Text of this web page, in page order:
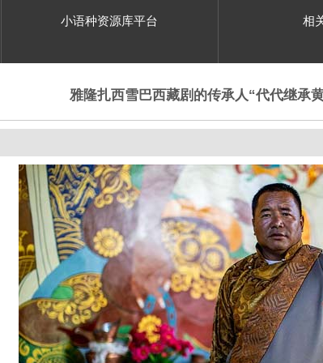
小语种资源库平台 相
雅隆扎西雪巴西藏剧的传承人“代代继承